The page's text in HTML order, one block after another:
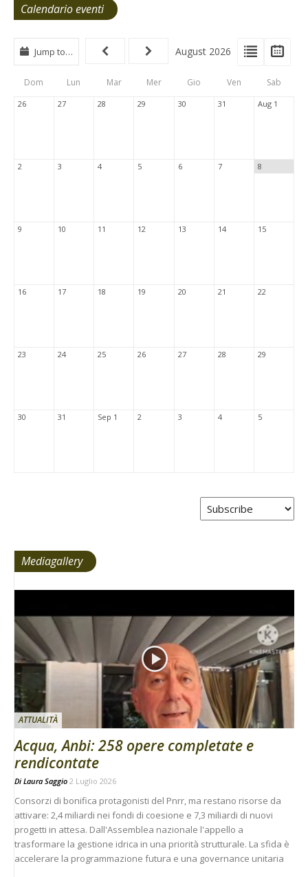
Calendario eventi
View
Type
Tabs
View
List
Jump to… August 2026
Dom Lun Mar Mer Gio Ven Sab
26 27 28 29 30 31 Aug 1
2 3 4 5 6 7 8
9 10 11 12 13 14 15
16 17 18 19 20 21 22
23 24 25 26 27 28 29
30 31 Sep 1 2 3 4 5
Mediagallery
ATTUALITÀ
Acqua, Anbi: 258 opere completate e
rendicontate
Di Laura Saggio 2 Luglio 2026
Consorzi di bonifica protagonisti del Pnrr, ma restano risorse da
attivare: 2,4 miliardi nei fondi di coesione e 7,3 miliardi di nuovi
progetti in attesa. Dall'Assemblea nazionale l'appello a
trasformare la gestione idrica in una priorità strutturale. La sfida è
accelerare la programmazione futura e una governance unitaria